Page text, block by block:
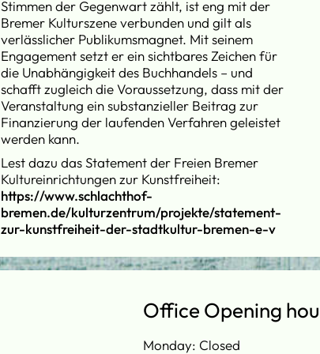
Stimmen der Gegenwart zählt, ist eng mit der
Bremer Kulturszene verbunden und gilt als
verlässlicher Publikumsmagnet. Mit seinem
Engagement setzt er ein sichtbares Zeichen für
die Unabhängigkeit des Buchhandels – und
schafft zugleich die Voraussetzung, dass mit der
Veranstaltung ein substanzieller Beitrag zur
Finanzierung der laufenden Verfahren geleistet
werden kann.
Lest dazu das Statement der Freien Bremer
Kultureinrichtungen zur Kunstfreiheit:
https://www.schlachthof-
bremen.de/kulturzentrum/projekte/statement-
zur-kunstfreiheit-der-stadtkultur-bremen-e-v
Office Opening
Monday: Closed